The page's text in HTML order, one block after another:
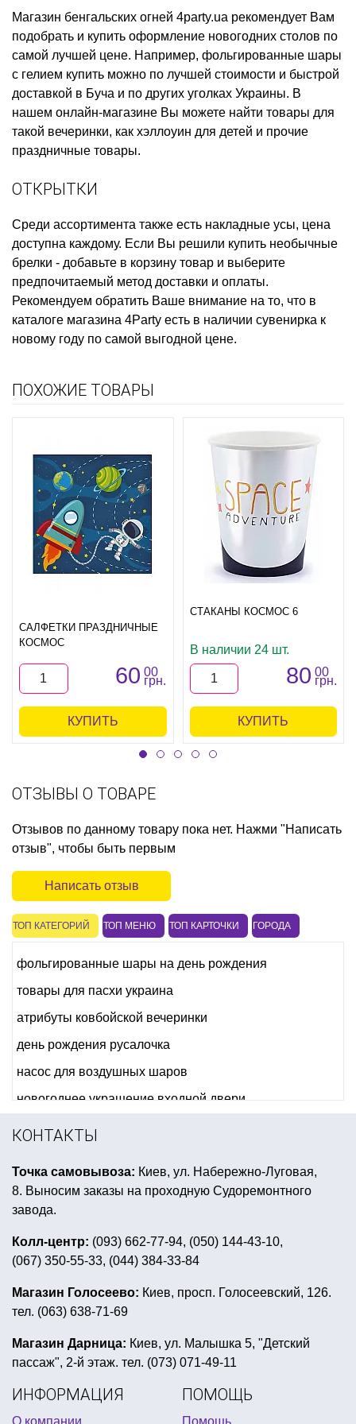
Магазин бенгальских огней 4party.ua рекомендует Вам
подобрать и купить оформление новогодних столов по
самой лучшей цене. Например, фольгированные шары
с гелием купить можно по лучшей стоимости и быстрой
доставкой в Буча и по других уголках Украины. В
нашем онлайн-магазине Вы можете найти товары для
такой вечеринки, как хэллоуин для детей и прочие
праздничные товары.
ОТКРЫТКИ
Среди ассортимента также есть накладные усы, цена
доступна каждому. Если Вы решили купить необычные
брелки - добавьте в корзину товар и выберите
предпочитаемый метод доставки и оплаты.
Рекомендуем обратить Ваше внимание на то, что в
каталоге магазина 4Party есть в наличии сувенирка к
новому году по самой выгодной цене.
ПОХОЖИЕ ТОВАРЫ
САЛФЕТКИ ПРАЗДНИЧНЫЕ
КОСМОС
60 00
грн.
КУПИТЬ
СТАКАНЫ КОСМОС 6
В наличии 24 шт.
80 00
грн.
КУПИТЬ
ОТЗЫВЫ О ТОВАРЕ
Отзывов по данному товару пока нет. Нажми "Написать
отзыв", чтобы быть первым
Написать отзыв
ТОП КАТЕГОРИЙ ТОП МЕНЮ ТОП КАРТОЧКИ ГОРОДА
фольгированные шары на день рождения
товары для пасхи украина
атрибуты ковбойской вечеринки
день рождения русалочка
насос для воздушных шаров
новогоднее украшение входной двери
гирлянды на 8 марта
светодиод для воздушных шаров
купить карнавальную корону киев
картина на хэллоуин
шляпа для гангстерской вечеринки
украшения 1 сентября
все для праздника 14 февраля киев
аксессуары для американской вечеринки
вечеринка в стиле психбольница
КОНТАКТЫ
Точка самовывоза: Киев, ул. Набережно-Луговая,
8. Выносим заказы на проходную Судоремонтного
завода.
Колл-центр: (093) 662-77-94, (050) 144-43-10,
(067) 350-55-33, (044) 384-33-84
Магазин Голосеево: Киев, просп. Голосеевский, 126.
тел. (063) 638-71-69
Магазин Дарница: Киев, ул. Малышка 5, "Детский
пассаж", 2-й этаж. тел. (073) 071-49-11
ИНФОРМАЦИЯ
О компании
ПОМОЩЬ
Помощь